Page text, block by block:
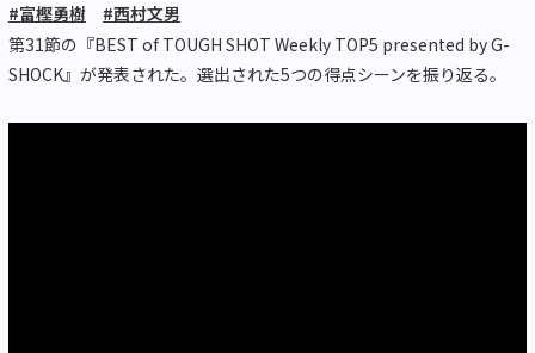
#富樫勇樹
#西村文男
第31節の『BEST of TOUGH SHOT Weekly TOP5 presented by G-
SHOCK』が発表された。選出された5つの得点シーンを振り返る。